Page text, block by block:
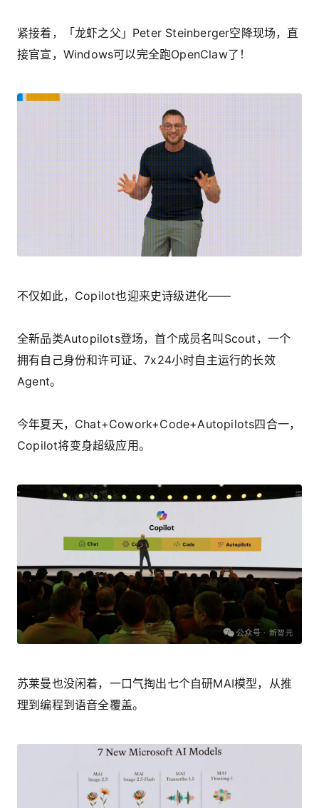
紧接着，「龙虾之父」Peter Steinberger空降现场，直
接官宣，Windows可以完全跑OpenClaw了！
不仅如此，Copilot也迎来史诗级进化——
全新品类Autopilots登场，首个成员名叫Scout，一个
拥有自己身份和许可证、7x24小时自主运行的长效
Agent。
今年夏天，Chat+Cowork+Code+Autopilots四合一，
Copilot将变身超级应用。
苏莱曼也没闲着，一口气掏出七个自研MAI模型，从推
理到编程到语音全覆盖。